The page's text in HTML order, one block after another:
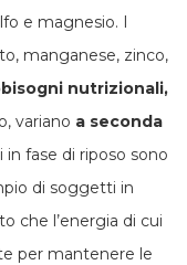
e magnesio. I
manganese, zinco,
nutrizionali,
variano a seconda
in fase di riposo sono
di soggetti in
che l’energia di cui
per mantenere le